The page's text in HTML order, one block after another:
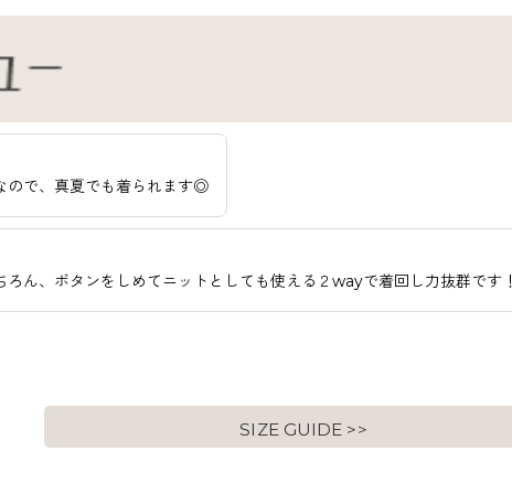
ので、真夏でも着られます◎
ろん、ボタンをしめてニットとしても使える２wayで着回し力抜群です！
SIZE GUIDE >>